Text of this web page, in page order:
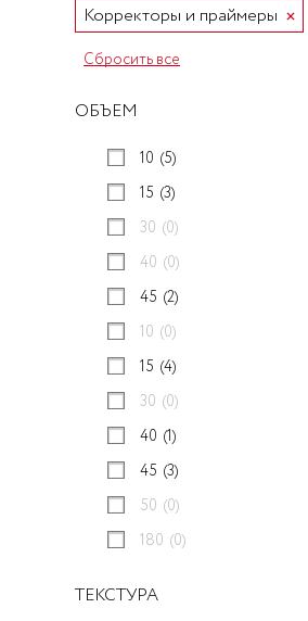
BB КРЕМЫ
CC КРЕМЫ
АКСЕССУАРЫ
СЫВОРОТКИ И ЭЛИКСИРЫ
МИНИ-ФОРМАТЫ
за
Корректоры и праймеры
Сбросить все
ОБЪЕМ
10 (5)
15 (3)
30 (0)
40 (0)
45 (2)
10 (0)
15 (4)
30 (0)
40 (1)
45 (3)
50 (0)
180 (0)
ТЕКСТУРА